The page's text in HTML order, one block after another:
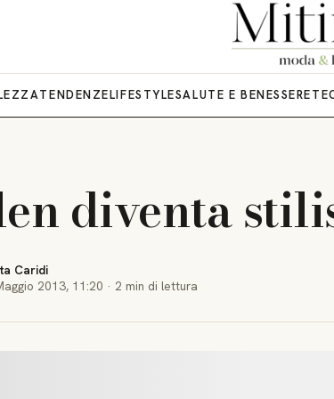
TENDENZELIFESTYLESALUTE E BENESSERE
diventa
Caridi
2013, 11:20 · 2 min di lettura